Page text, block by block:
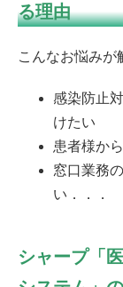
る理由
こんなお悩みが
感染防止
けたい
患者様か
窓口業務
い．．．
シャープ「